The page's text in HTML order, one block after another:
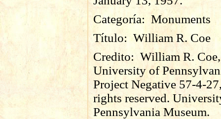
Categoría: Monuments
Título: William R. Coe
Credito: William R. Coe,
University of
Project Negative 57-4-
rights reserved.
Pennsylvania Museum.